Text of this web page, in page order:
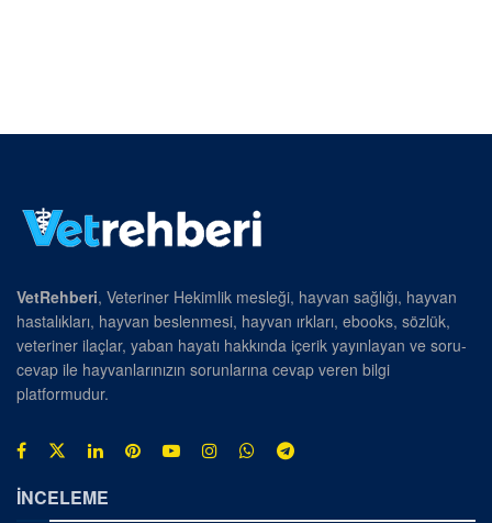
VetRehberi, Veteriner Hekimlik mesleği, hayvan sağlığı, hayvan
hastalıkları, hayvan beslenmesi, hayvan ırkları, ebooks, sözlük,
veteriner ilaçlar, yaban hayatı hakkında içerik yayınlayan ve soru-
cevap ile hayvanlarınızın sorunlarına cevap veren bilgi
platformudur.
İNCELEME